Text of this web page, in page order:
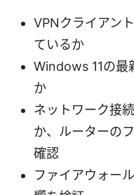
VPNクライアン
ているか
Windows 11の最
か
ネットワーク接
か、ルーターの
確認
ファイアウォー